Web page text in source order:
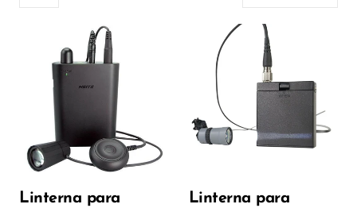
Linterna para
Headlights:
Linterna para